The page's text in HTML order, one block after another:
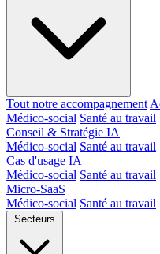
Tout notre accompagnement
Médico-social Santé au travail
Conseil & Stratégie IA
Médico-social Santé au travail
Cas d'usage IA
Médico-social Santé au travail
Micro-SaaS
Médico-social Santé au travail
Secteurs